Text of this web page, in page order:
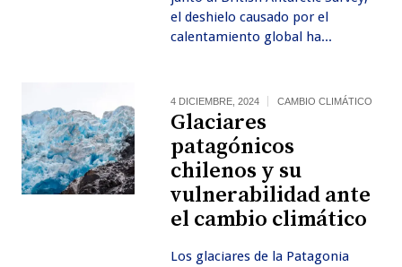
el deshielo causado por el
calentamiento global ha...
4 DICIEMBRE, 2024 CAMBIO CLIMÁTICO
Glaciares
patagónicos
chilenos y su
vulnerabilidad ante
el cambio climático
Los glaciares de la Patagonia